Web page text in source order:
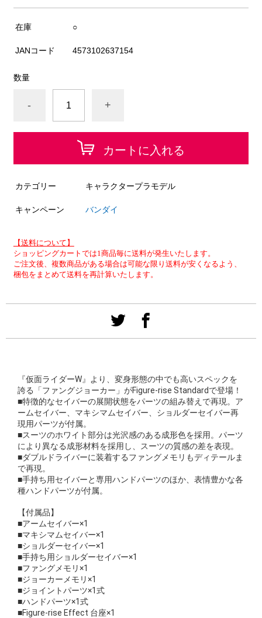
在庫 ○
JANコード 4573102637154
数量
- +
カートに入れる
カテゴリー キャラクタープラモデル
キャンペーン バンダイ
【送料について】
ショッピングカートでは1商品毎に送料が発生いたします。
ご注文後、複数商品がある場合は可能な限り送料が安くなるよう、
梱包をまとめて送料を再計算いたします。
『仮面ライダーW』より、変身形態の中でも高いスペックを
誇る「ファングジョーカー」がFigure-rise Standardで登場！
■特徴的なセイバーの展開状態をパーツの組み替えで再現。ア
ームセイバー、マキシマムセイバー、ショルダーセイバー再
現用パーツが付属。
■スーツのホワイト部分は光沢感のある成形色を採用。パーツ
により異なる成形材料を採用し、スーツの質感の差を表現。
■ダブルドライバーに装着するファングメモリもディテールま
で再現。
■手持ち用セイバーと専用ハンドパーツのほか、表情豊かな各
種ハンドパーツが付属。
【付属品】
■アームセイバー×1
■マキシマムセイバー×1
■ショルダーセイバー×1
■手持ち用ショルダーセイバー×1
■ファングメモリ×1
■ジョーカーメモリ×1
■ジョイントパーツ×1式
■ハンドパーツ×1式
■Figure-rise Effect 台座×1